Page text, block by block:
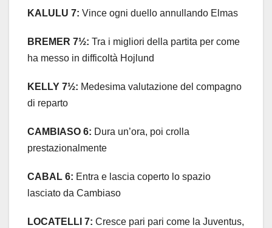
KALULU 7: Vince ogni duello annullando Elmas
BREMER 7½: Tra i migliori della partita per come
ha messo in difficoltà Hojlund
KELLY 7½: Medesima valutazione del compagno
di reparto
CAMBIASO 6: Dura un’ora, poi crolla
prestazionalmente
CABAL 6: Entra e lascia coperto lo spazio
lasciato da Cambiaso
LOCATELLI 7: Cresce pari pari come la Juventus,